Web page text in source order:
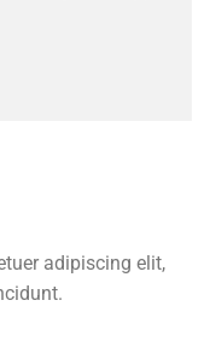
adipiscing elit,